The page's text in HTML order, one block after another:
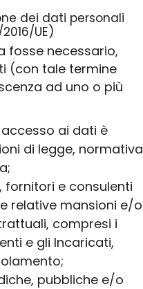
dei dati personali
UE)
fosse necessario,
(con tale termine
ad uno o più
ai dati è
di legge, normativa
e consulenti
relative mansioni e/o
compresi i
e gli Incaricati,
pubbliche e/o